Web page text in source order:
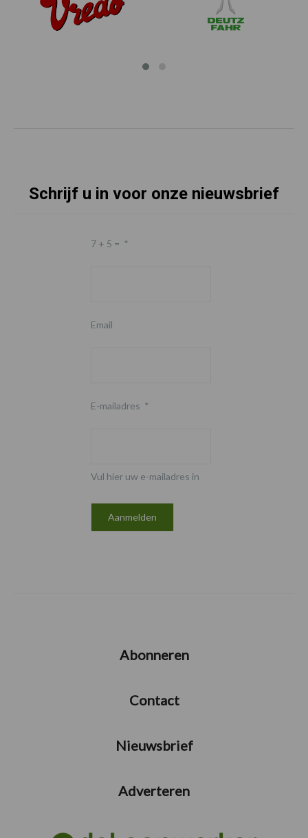
Schrijf u in voor onze nieuwsbrief
7 + 5 = *
Email
E-mailadres *
Vul hier uw e-mailadres in
Abonneren
Contact
Nieuwsbrief
Adverteren